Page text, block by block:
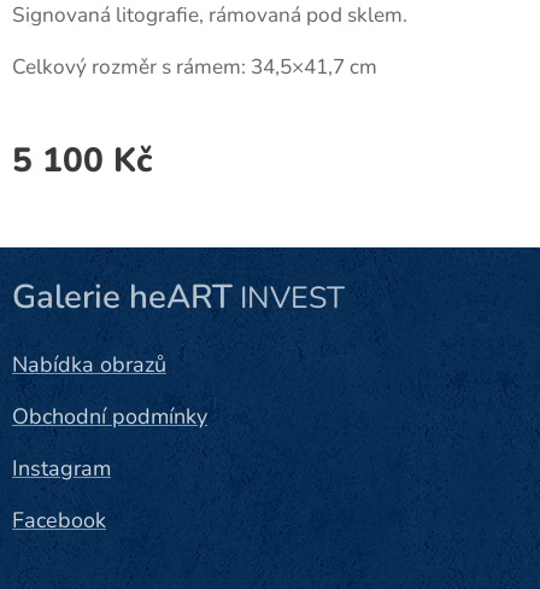
Signovaná litografie, rámovaná pod sklem.
Celkový rozměr s rámem: 34,5×41,7 cm
5 100 Kč
Galerie heART INVEST
Nabídka obrazů
Obchodní podmínky
Instagram
Facebook